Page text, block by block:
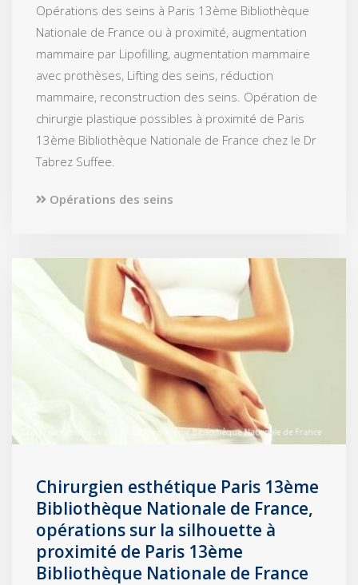
Opérations des seins à Paris 13ème Bibliothèque
Nationale de France ou à proximité, augmentation
mammaire par Lipofilling, augmentation mammaire
avec prothèses, Lifting des seins, réduction
mammaire, reconstruction des seins. Opération de
chirurgie plastique possibles à proximité de Paris
13ème Bibliothèque Nationale de France chez le Dr
Tabrez Suffee.
Opérations des seins
Chirurgien esthétique Paris 13ème
Bibliothèque Nationale de France,
opérations sur la silhouette à
proximité de Paris 13ème
Bibliothèque Nationale de France